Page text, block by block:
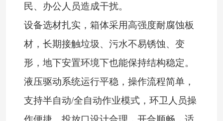
民、办公人员造成干扰。
设备选材扎实，箱体采用高强度耐腐蚀板
材，长期接触垃圾、污水不易锈蚀、变
形，地下安置环境下也能保持结构稳定。
液压驱动系统运行平稳，操作流程简单，
支持半自动/全自动作业模式，环卫人员操